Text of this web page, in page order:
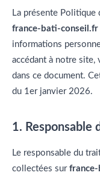
La présente
france-bati-conseil.fr
informations
accédant à notre site,
dans ce document.
du 1er janvier 2026.
1. Responsable
Le responsable du
collectées sur